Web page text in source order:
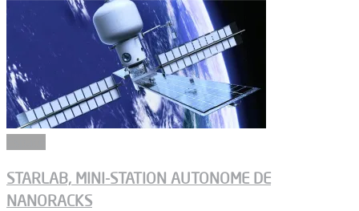
STARLAB, MINI-STATION AUTONOME DE
NANORACKS